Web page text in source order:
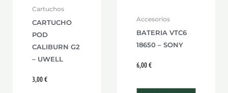
Cartuchos
CARTUCHO
POD
CALIBURN G2
– UWELL
3,00€
Accesorios
BATERIA VTC6
18650 – SONY
6,00€